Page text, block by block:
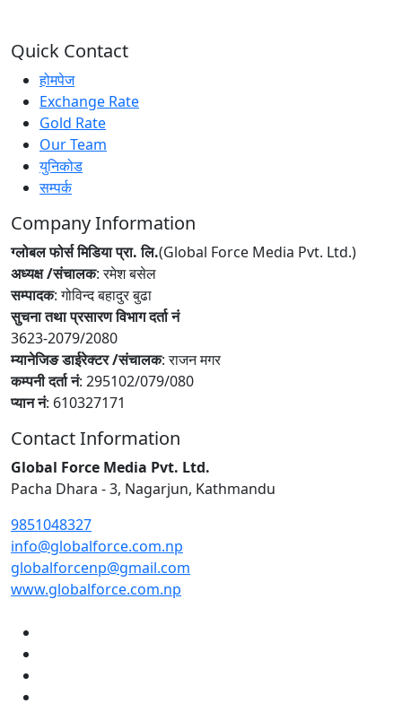
Quick Contact
होमपेज
Exchange Rate
Gold Rate
Our Team
युनिकोड
सम्पर्क
Company Information
ग्लोबल फोर्स मिडिया प्रा. लि.(Global Force Media Pvt. Ltd.)
अध्यक्ष /संचालक: रमेश बसेल
सम्पादक: गोविन्द बहादुर बुढा
सुचना तथा प्रसारण विभाग दर्ता नं
3623-2079/2080
म्यानेजिङ डाईरेक्टर /संचालक: राजन मगर
कम्पनी दर्ता नं: 295102/079/080
प्यान नं: 610327171
Contact Information
Global Force Media Pvt. Ltd.
Pacha Dhara - 3, Nagarjun, Kathmandu
9851048327
info@globalforce.com.np
globalforcenp@gmail.com
www.globalforce.com.np